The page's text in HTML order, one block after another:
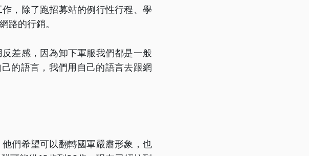
，除了跑招募站的例行性行程、學
路的行銷。
差感，因為卸下軍服我們都是一般
的語言，我們用自己的語言去跟網
們希望可以翻轉國軍嚴肅形象，也